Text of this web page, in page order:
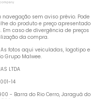
sem aviso prévio. Pode
do produto e preço apresentado
caso de divergência de preços
da compra.
Grupo Malwee.
LTDA
14
- Barra do Rio Cerro, Jaraguá do